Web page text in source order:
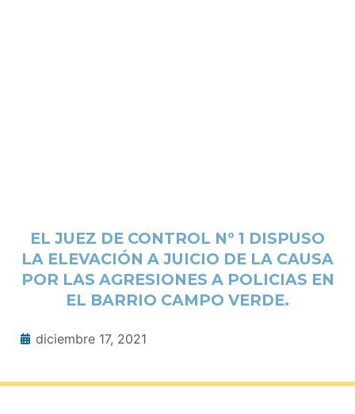
EL JUEZ DE CONTROL Nº 1 DISPUSO
LA ELEVACIÓN A JUICIO DE LA CAUSA
POR LAS AGRESIONES A POLICIAS EN
EL BARRIO CAMPO VERDE.
diciembre 17, 2021